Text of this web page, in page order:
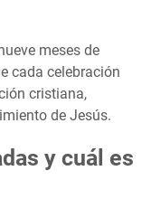
meses de
cada celebración
cristiana,
de Jesús.
y cuál es